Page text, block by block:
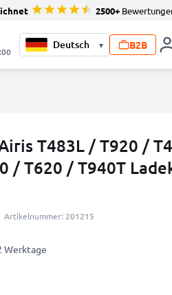
2500+
▾ B2B
T483L / T920 /
/ T620 / T940T
Artikelnummer: 201215
Werktage